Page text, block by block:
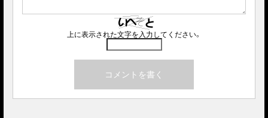
上に表示された文字を入力してください。